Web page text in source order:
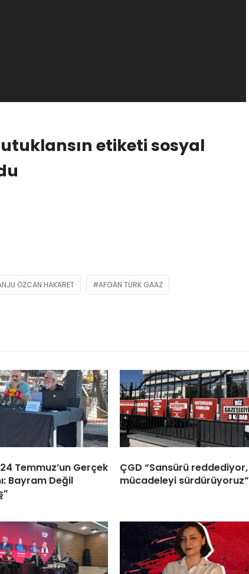
etiketi sosyal
ÖZCAN HAKARET AFGAN TÜRK GAAZ
Temmuz’un Gerçek
Bayram Değil
ÇGD “Sansürü reddediyor,
mücadeleyi sürdürüyoruz”